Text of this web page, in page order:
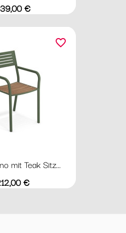
€
mit Teak Sitz...
€
favorite_border